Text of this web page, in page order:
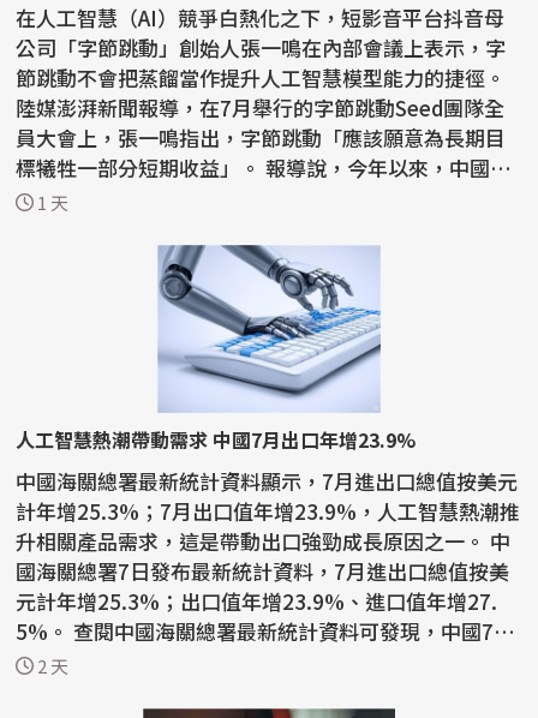
在人工智慧（AI）競爭白熱化之下，短影音平台抖音母
公司「字節跳動」創始人張一鳴在內部會議上表示，字
節跳動不會把蒸餾當作提升人工智慧模型能力的捷徑。
陸媒澎湃新聞報導，在7月舉行的字節跳動Seed團隊全
員大會上，張一鳴指出，字節跳動「應該願意為長期目
標犧牲一部分短期收益」。 報導說，今年以來，中國國
內AI...
1 天
人工智慧熱潮帶動需求 中國7月出口年增23.9%
中國海關總署最新統計資料顯示，7月進出口總值按美元
計年增25.3%；7月出口值年增23.9%，人工智慧熱潮推
升相關產品需求，這是帶動出口強勁成長原因之一。 中
國海關總署7日發布最新統計資料，7月進出口總值按美
元計年增25.3%；出口值年增23.9%、進口值年增27.
5%。 查閱中國海關總署最新統計資料可發現，中國7月
積體電路...
2 天